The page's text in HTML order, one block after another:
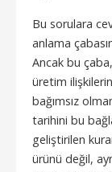
Bu sorulara
anlama
Ancak bu
üretim
bağımsız
tarihini bu
geliştirilen
ürünü değil,